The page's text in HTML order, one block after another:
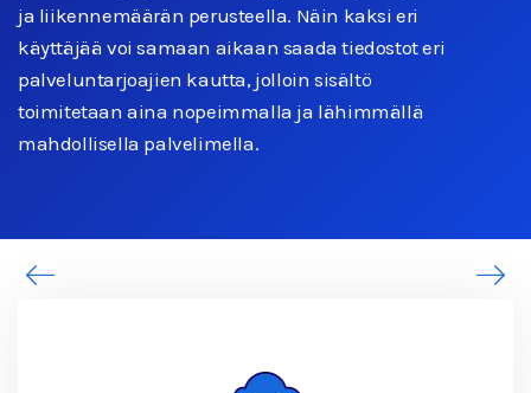
ja liikennemäärän perusteella. Näin kaksi eri
käyttäjää voi samaan aikaan saada tiedostot eri
palveluntarjoajien kautta, jolloin sisältö
toimitetaan aina nopeimmalla ja lähimmällä
mahdollisella palvelimella.